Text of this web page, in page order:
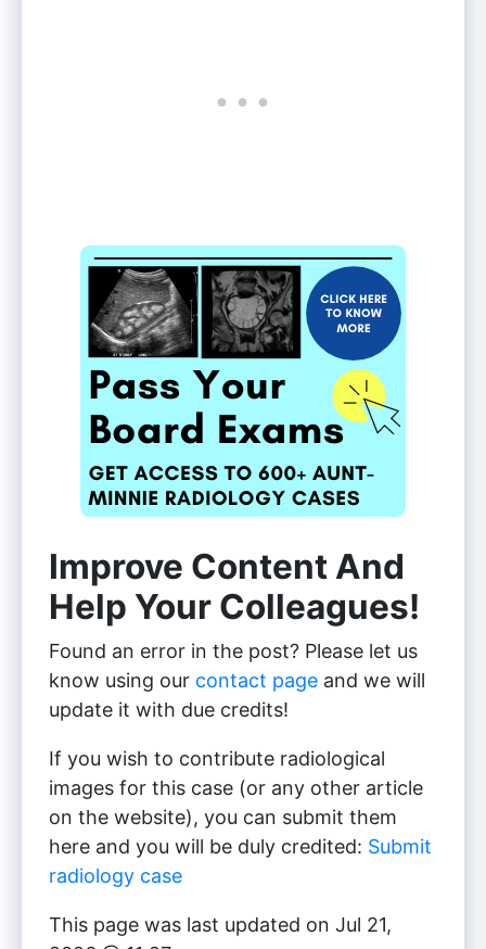
Improve Content And
Help Your Colleagues!
Found an error in the post? Please let us
know using our contact page and we will
update it with due credits!
If you wish to contribute radiological
images for this case (or any other article
on the website), you can submit them
here and you will be duly credited: Submit
radiology case
This page was last updated on Jul 21,